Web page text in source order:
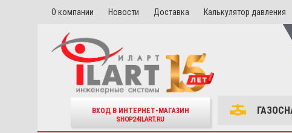
О компании Новости Доставка Калькулятор давления
ВХОД В ИНТЕРНЕТ-МАГАЗИН
SHOP24ILART.RU